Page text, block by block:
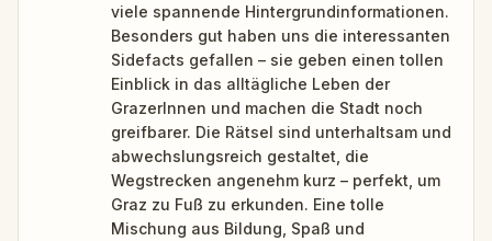
viele spannende Hintergrundinformationen.
Besonders gut haben uns die interessanten
Sidefacts gefallen – sie geben einen tollen
Einblick in das alltägliche Leben der
GrazerInnen und machen die Stadt noch
greifbarer. Die Rätsel sind unterhaltsam und
abwechslungsreich gestaltet, die
Wegstrecken angenehm kurz – perfekt, um
Graz zu Fuß zu erkunden. Eine tolle
Mischung aus Bildung, Spaß und